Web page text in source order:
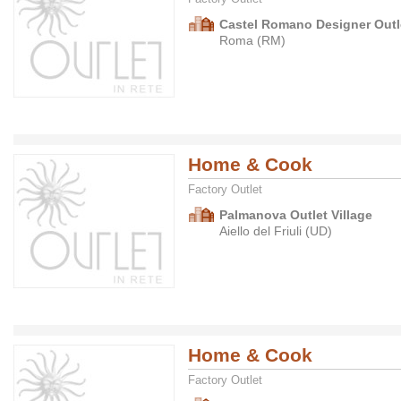
Castel Romano Designer
Roma (RM)
Home & Cook
Factory Outlet
Palmanova Outlet Village
Aiello del Friuli (UD)
Home & Cook
Factory Outlet